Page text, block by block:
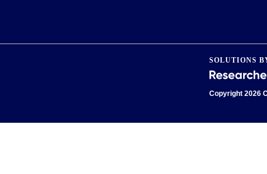
SOLUTIONS
Copyright 2026